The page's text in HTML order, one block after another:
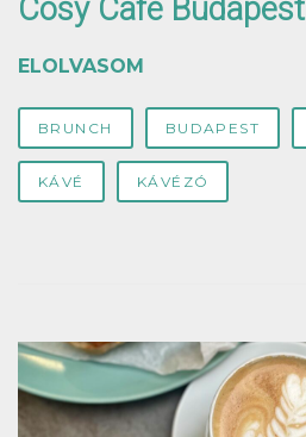
Cosy Café
ELOLVASOM
BRUNCH BUDAPEST
KÁVÉ KÁVÉZÓ